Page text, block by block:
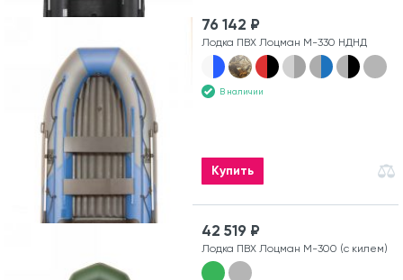
76 142 ₽
Лодка ПВХ Лоцман М-330 НДНД
В наличии
Купить
42 519 ₽
Лодка ПВХ Лоцман М-300 (с килем)